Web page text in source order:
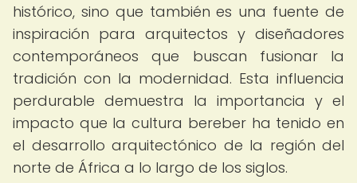
histórico, sino que también es una fuente de
inspiración para arquitectos y diseñadores
contemporáneos que buscan fusionar la
tradición con la modernidad. Esta influencia
perdurable demuestra la importancia y el
impacto que la cultura bereber ha tenido en
el desarrollo arquitectónico de la región del
norte de África a lo largo de los siglos.